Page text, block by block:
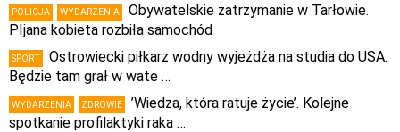
POLICJA WYDARZENIA
Obywatelskie zatrzymanie w Tarłowie.
PIjana kobieta rozbiła samochód
SPORT
Ostrowiecki piłkarz wodny wyjeżdża na studia do USA.
Będzie tam grał w wate …
WYDARZENIA ZDROWIE
’Wiedza, która ratuje życie’. Kolejne
spotkanie profilaktyki raka …